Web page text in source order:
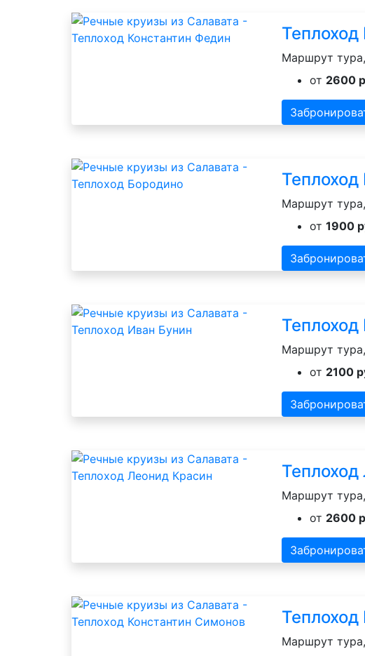
Маршрут
от 2600
Маршрут
от 1900
Маршрут
от 2100
Маршрут
от 2600
Маршрут